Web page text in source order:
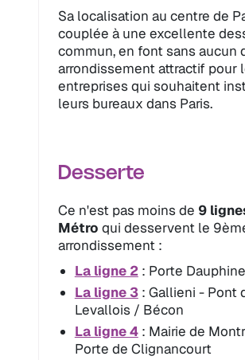
Sa localisation au centre de
couplée à une excellente
commun, en font sans aucun
arrondissement attractif pour
entreprises qui souhaitent
leurs bureaux dans Paris.
Desserte
Ce n'est pas moins de 9
Métro qui desservent le
arrondissement :
La ligne 2: Porte
La ligne 3: Gallieni - Pont
Levallois / Bécon
La ligne 4: Mairie de
Porte de Clignancourt